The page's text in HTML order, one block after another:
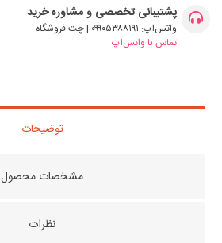
پشتیبانی تخصصی و مشاوره خرید
واتس‌اپ: ۰۹۹۰۵۳۸۸۱۹۱ | چت فروشگاه
تماس با واتس‌اپ
توضیحات
مشخصات محصول
نظرات